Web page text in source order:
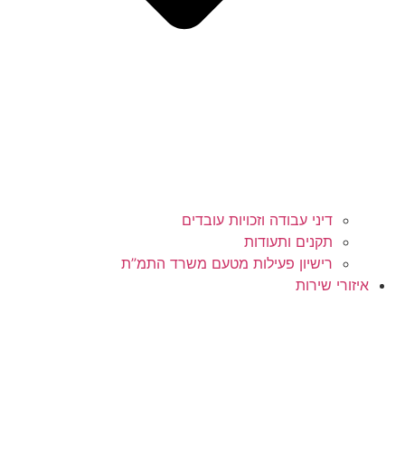
דיני עבודה וזכויות עובדים
תקנים ותעודות
רישיון פעילות מטעם משרד התמ”ת
איזורי שירות